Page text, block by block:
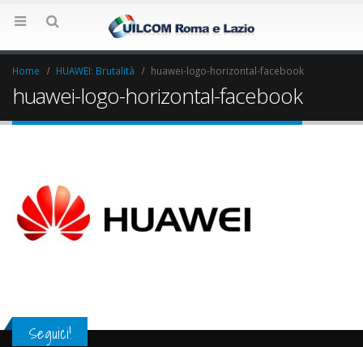
Home HUAWEI: Brutalità huawei-logo-horizontal-facebook
huawei-logo-horizontal-facebook
Seguici!